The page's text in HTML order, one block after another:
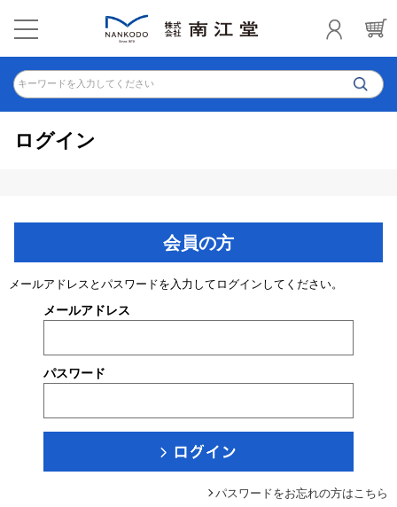
キーワードを入力してください
ログイン
会員の方
メールアドレスとパスワードを入力してログインしてください。
メールアドレス
パスワード
パスワードをお忘れの方はこちら